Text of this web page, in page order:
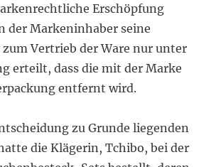
Erschöpfung
der Markeninhaber seine
Vertrieb der Ware nur unter
erteilt, dass die mit der Marke
entfernt wird.
zu Grunde liegenden
die Klägerin, Tchibo, bei der